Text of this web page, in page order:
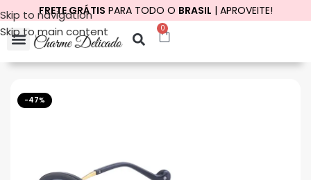
Skip to navigation
Skip to main content
FRETE GRÁTIS PARA TODO O BRASIL | APROVEITE!
0
-47%